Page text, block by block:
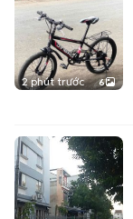
2 phút trước 6